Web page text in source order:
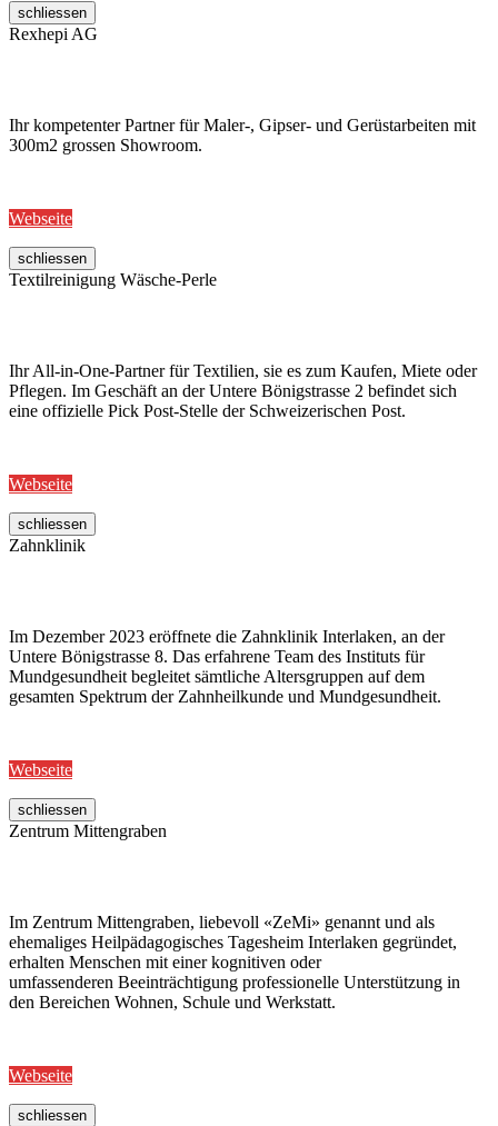
schliessen
Rexhepi AG
Ihr kompetenter Partner für Maler-, Gipser- und Gerüstarbeiten mit
300m2 grossen Showroom.
Webseite
schliessen
Textilreinigung Wäsche-Perle
Ihr All-in-One-Partner für Textilien, sie es zum Kaufen, Miete oder
Pflegen. Im Geschäft an der Untere Bönigstrasse 2 befindet sich
eine offizielle Pick Post-Stelle der Schweizerischen Post.
Webseite
schliessen
Zahnklinik
Im Dezember 2023 eröffnete die Zahnklinik Interlaken, an der
Untere Bönigstrasse 8. Das erfahrene Team des Instituts für
Mundgesundheit begleitet sämtliche Altersgruppen auf dem
gesamten Spektrum der Zahnheilkunde und Mundgesundheit.
Webseite
schliessen
Zentrum Mittengraben
Im Zentrum Mittengraben, liebevoll «ZeMi» genannt und als
ehemaliges Heilpädagogisches Tagesheim Interlaken gegründet,
erhalten Menschen mit einer kognitiven oder
umfassenderen Beeinträchtigung professionelle Unterstützung in
den Bereichen Wohnen, Schule und Werkstatt.
Webseite
schliessen